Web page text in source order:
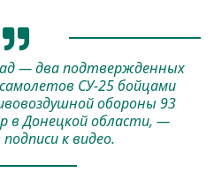
— два подтвержденных
СУ-25 бойцами
обороны 93
в Донецкой области, —
к видео.